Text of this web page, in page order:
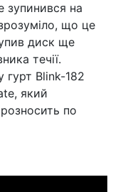
зупинився на
що це
диск ще
течії.
гурт Blink-182
який
по